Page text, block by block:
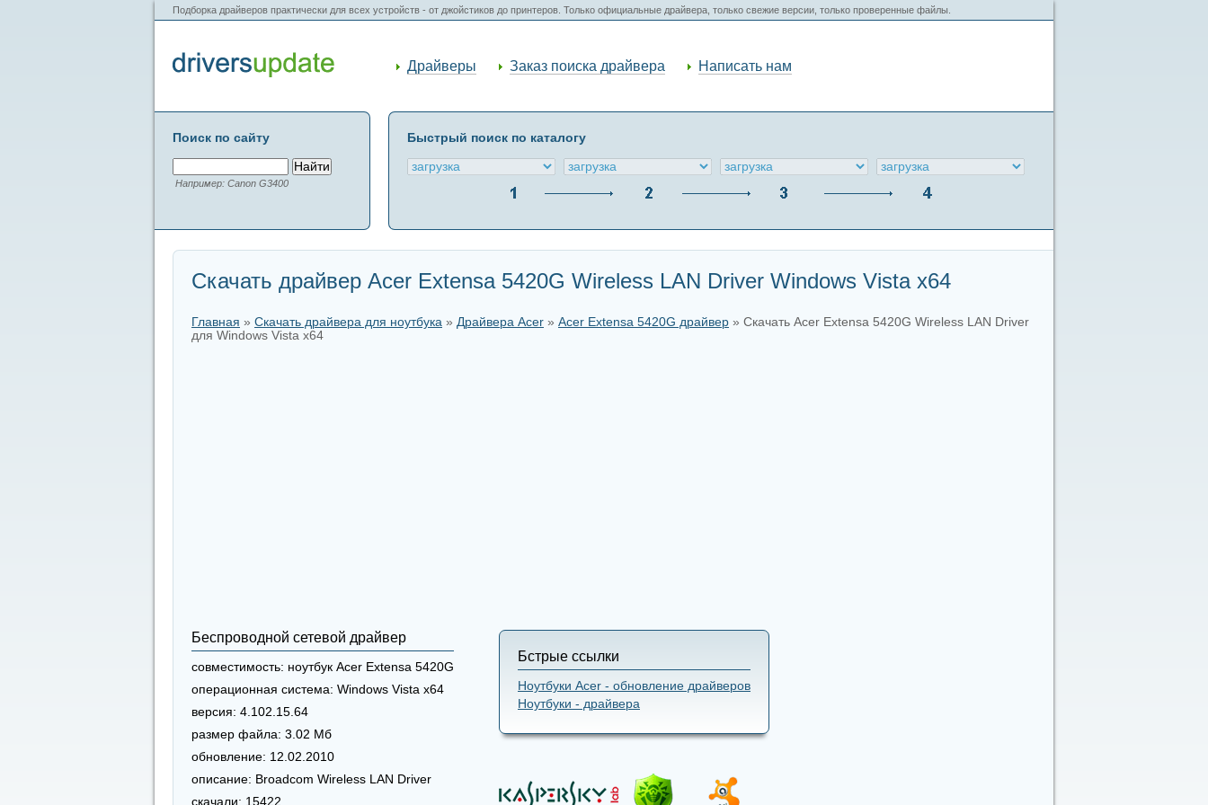
Подборка драйверов практически для всех устройств - от джойстиков до принтеров. Только официальные драйвера, только свежие версии, только проверенные файлы.
Драйверы Заказ поиска драйвера Написать нам
Поиск по сайту
Например: Canon G3400
Быстрый поиск по каталогу
Скачать драйвер Acer Extensa 5420G Wireless LAN Driver Windows Vista x64
Главная » Скачать драйвера для ноутбука » Драйвера Acer » Acer Extensa 5420G драйвер » Скачать Acer Extensa 5420G Wireless LAN Driver
для Windows Vista x64
Беспроводной сетевой драйвер
совместимость: ноутбук Acer Extensa 5420G
операционная система: Windows Vista x64
версия: 4.102.15.64
размер файла: 3.02 Мб
обновление: 12.02.2010
описание: Broadcom Wireless LAN Driver
скачали: 15422
Бстрые ссылки
Ноутбуки Acer - обновление драйверов
Ноутбуки - драйвера